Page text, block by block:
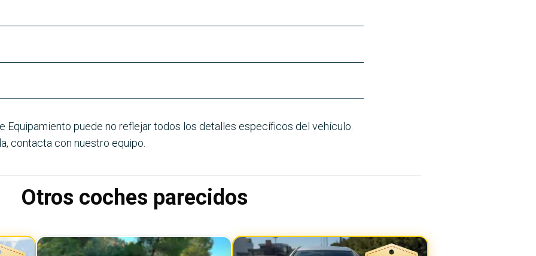
Equipamiento puede no reflejar todos los detalles específicos del vehículo.
contacta con nuestro equipo.
Otros coches parecidos